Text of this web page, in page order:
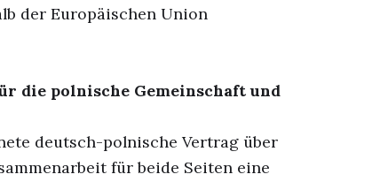
der Europäischen Union
die polnische Gemeinschaft und
deutsch-polnische Vertrag über
für beide Seiten eine